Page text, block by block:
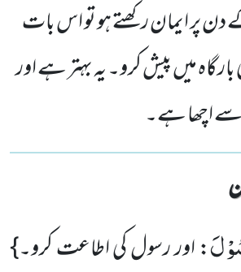
پر ایمان رکھتے ہو تو اس بات
میں پیش کرو۔ یہ بہتر ہے اور
اچھا ہے۔
: اور رسول کی اطاعت کرو۔}